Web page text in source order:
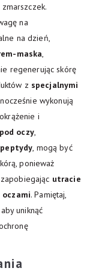
na
na dzień,
maska,
regenerując skórę
z specjalnymi
wykonują
i
oczy,
peptydy, mogą być
ponieważ
utracie
. Pamiętaj,
uniknąć